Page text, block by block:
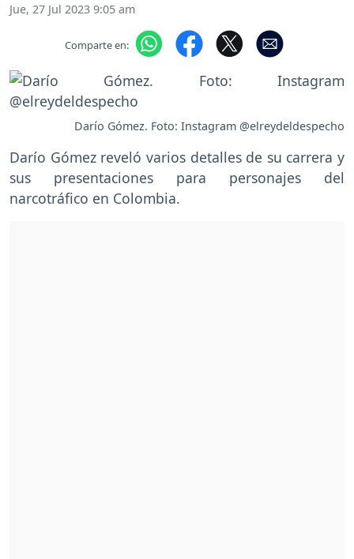
Jue, 27 Jul 2023 9:05 am
Comparte en:
Darío Gómez. Foto: Instagram @elreydeldespecho
Darío Gómez reveló varios detalles de su carrera y
sus presentaciones para personajes del
narcotráfico en Colombia.